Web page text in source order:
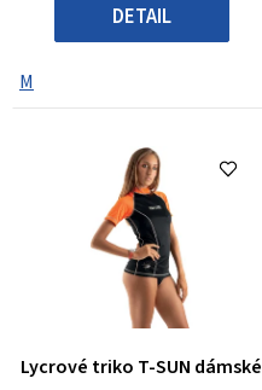
DETAIL
M
Lycrové triko T-SUN dámské